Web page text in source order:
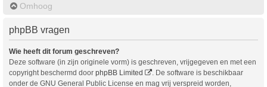
Omhoog
phpBB vragen
Wie heeft dit forum geschreven?
Deze software (in zijn originele vorm) is geschreven, vrijgegeven en met een
copyright beschermd door phpBB Limited
. De software is beschikbaar
onder de GNU General Public License en mag vrij verspreid worden,